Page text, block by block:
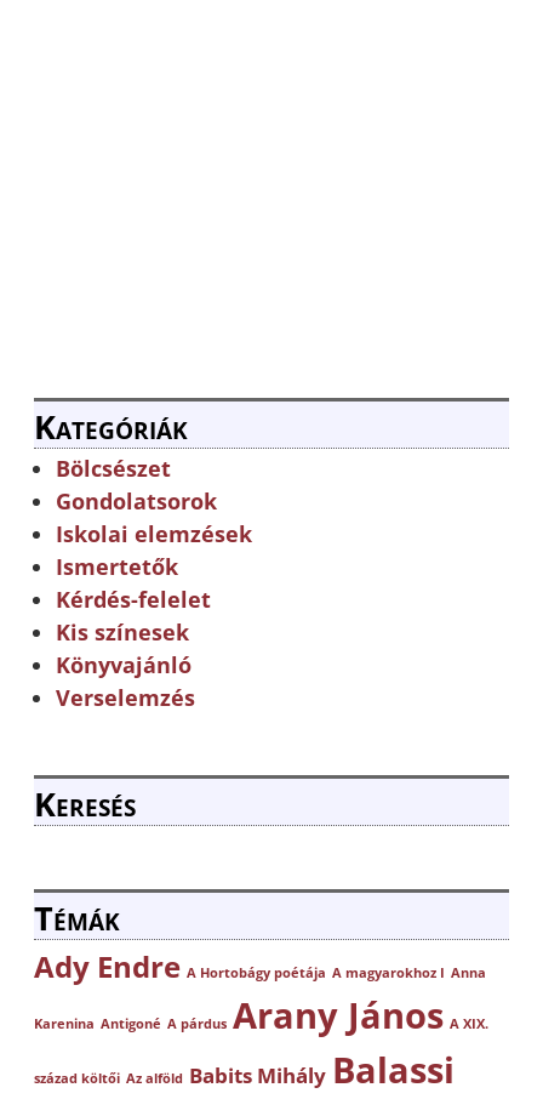
Kategóriák
Bölcsészet
Gondolatsorok
Iskolai elemzések
Ismertetők
Kérdés-felelet
Kis színesek
Könyvajánló
Verselemzés
Keresés
Témák
Ady Endre A Hortobágy poétája A magyarokhoz I Anna
Karenina Antigoné A párdus Arany János A XIX.
század költői Az alföld Babits Mihály Balassi